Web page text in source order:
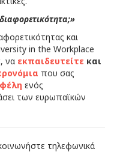
και
in the Workplace
, να εκπαιδευτείτε και
που σας
ενός
των ευρωπαϊκών
τηλεφωνικά